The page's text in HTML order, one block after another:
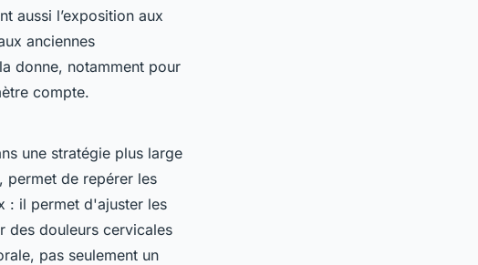
aussi l’exposition aux
anciennes
donne, notamment pour
compte.
une stratégie plus large
, permet de repérer les
: il permet d'ajuster les
des douleurs cervicales
pas seulement un